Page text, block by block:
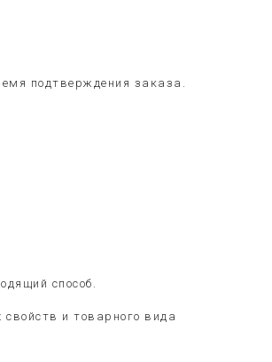
подтверждения заказа.
способ.
свойств и товарного вида